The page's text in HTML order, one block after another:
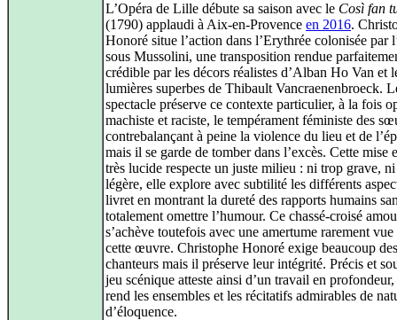
L’Opéra de Lille débute sa saison avec le Così fan
(1790) applaudi à Aix-en-Provence en 2016.
Honoré situe l’action dans l’Erythrée colonisée par
sous Mussolini, une transposition rendue
crédible par les décors réalistes d’Alban Ho Van et
lumières superbes de Thibault Vancraenenbroeck.
spectacle préserve ce contexte particulier, à la fois
machiste et raciste, le tempérament féministe des
contrebalançant à peine la violence du lieu et de
mais il se garde de tomber dans l’excès. Cette mise
très lucide respecte un juste milieu : ni trop grave,
légère, elle explore avec subtilité les différents
livret en montrant la dureté des rapports humains
totalement omettre l’humour. Ce chassé-croisé
s’achève toutefois avec une amertume rarement vue
cette œuvre. Christophe Honoré exige beaucoup des
chanteurs mais il préserve leur intégrité. Précis et
jeu scénique atteste ainsi d’un travail en
rend les ensembles et les récitatifs admirables de
d’éloquence.